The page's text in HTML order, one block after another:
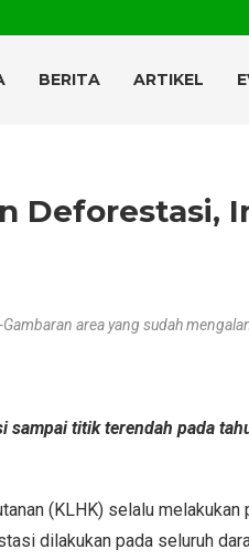
BERITA ARTIKEL
Deforestasi,
area yang sudah
sampai titik terendah pada
(KLHK) selalu melakukan
dilakukan pada seluruh